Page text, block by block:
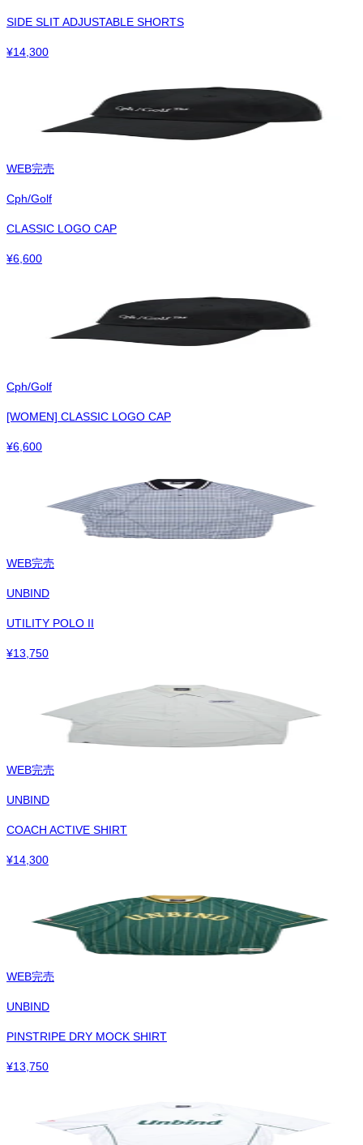
SIDE SLIT ADJUSTABLE SHORTS
¥14,300
WEB完売
Cph/Golf
CLASSIC LOGO CAP
¥6,600
Cph/Golf
[WOMEN] CLASSIC LOGO CAP
¥6,600
WEB完売
UNBIND
UTILITY POLO II
¥13,750
WEB完売
UNBIND
COACH ACTIVE SHIRT
¥14,300
WEB完売
UNBIND
PINSTRIPE DRY MOCK SHIRT
¥13,750